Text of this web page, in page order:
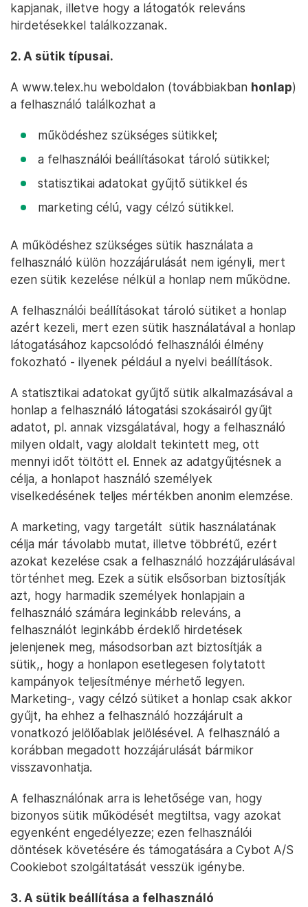
kapjanak, illetve hogy a látogatók releváns
hirdetésekkel találkozzanak.
2. A sütik típusai.
A www.telex.hu weboldalon (továbbiakban honlap)
a felhasználó találkozhat a
működéshez szükséges sütikkel;
a felhasználói beállításokat tároló sütikkel;
statisztikai adatokat gyűjtő sütikkel és
marketing célú, vagy célzó sütikkel.
A működéshez szükséges sütik használata a
felhasználó külön hozzájárulását nem igényli, mert
ezen sütik kezelése nélkül a honlap nem működne.
A felhasználói beállításokat tároló sütiket a honlap
azért kezeli, mert ezen sütik használatával a honlap
látogatásához kapcsolódó felhasználói élmény
fokozható - ilyenek például a nyelvi beállítások.
A statisztikai adatokat gyűjtő sütik alkalmazásával a
honlap a felhasználó látogatási szokásairól gyűjt
adatot, pl. annak vizsgálatával, hogy a felhasználó
milyen oldalt, vagy aloldalt tekintett meg, ott
mennyi időt töltött el. Ennek az adatgyűjtésnek a
célja, a honlapot használó személyek
viselkedésének teljes mértékben anonim elemzése.
A marketing, vagy targetált sütik használatának
célja már távolabb mutat, illetve többrétű, ezért
azokat kezelése csak a felhasználó hozzájárulásával
történhet meg. Ezek a sütik elsősorban biztosítják
azt, hogy harmadik személyek honlapjain a
felhasználó számára leginkább releváns, a
felhasználót leginkább érdeklő hirdetések
jelenjenek meg, másodsorban azt biztosítják a
sütik,, hogy a honlapon esetlegesen folytatott
kampányok teljesítménye mérhető legyen.
Marketing-, vagy célzó sütiket a honlap csak akkor
gyűjt, ha ehhez a felhasználó hozzájárult a
vonatkozó jelölőablak jelölésével. A felhasználó a
korábban megadott hozzájárulását bármikor
visszavonhatja.
A felhasználónak arra is lehetősége van, hogy
bizonyos sütik működését megtiltsa, vagy azokat
egyenként engedélyezze; ezen felhasználói
döntések követésére és támogatására a Cybot A/S
Cookiebot szolgáltatását vesszük igénybe.
3. A sütik beállítása a felhasználó